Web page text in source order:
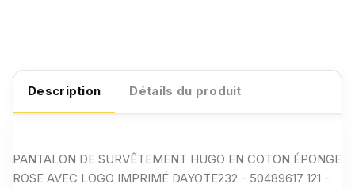
Description Détails du produit
PANTALON DE SURVÊTEMENT HUGO EN COTON ÉPONGE
ROSE AVEC LOGO IMPRIMÉ DAYOTE232 - 50489617 121 -